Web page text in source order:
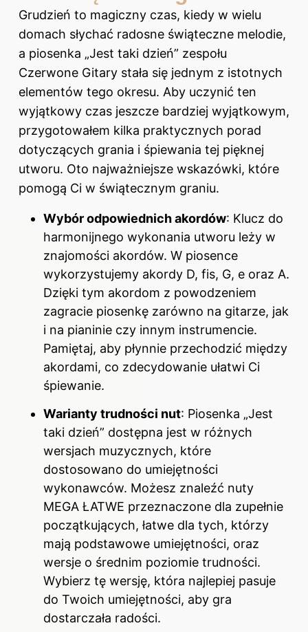
Grudzień to magiczny czas, kiedy w wielu
domach słychać radosne świąteczne melodie,
a piosenka „Jest taki dzień” zespołu
Czerwone Gitary stała się jednym z istotnych
elementów tego okresu. Aby uczynić ten
wyjątkowy czas jeszcze bardziej wyjątkowym,
przygotowałem kilka praktycznych porad
dotyczących grania i śpiewania tej pięknej
utworu. Oto najważniejsze wskazówki, które
pomogą Ci w świątecznym graniu.
Wybór odpowiednich akordów: Klucz do
harmonijnego wykonania utworu leży w
znajomości akordów. W piosence
wykorzystujemy akordy D, fis, G, e oraz A.
Dzięki tym akordom z powodzeniem
zagracie piosenkę zarówno na gitarze, jak
i na pianinie czy innym instrumencie.
Pamiętaj, aby płynnie przechodzić między
akordami, co zdecydowanie ułatwi Ci
śpiewanie.
Warianty trudności nut: Piosenka „Jest
taki dzień” dostępna jest w różnych
wersjach muzycznych, które
dostosowano do umiejętności
wykonawców. Możesz znaleźć nuty
MEGA ŁATWE przeznaczone dla zupełnie
początkujących, łatwe dla tych, którzy
mają podstawowe umiejętności, oraz
wersje o średnim poziomie trudności.
Wybierz tę wersję, która najlepiej pasuje
do Twoich umiejętności, aby gra
dostarczała radości.